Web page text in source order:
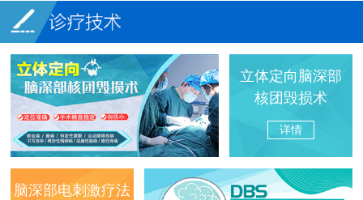
立体定向脑深部
核团毁损术
详情
脑深部电刺激疗法